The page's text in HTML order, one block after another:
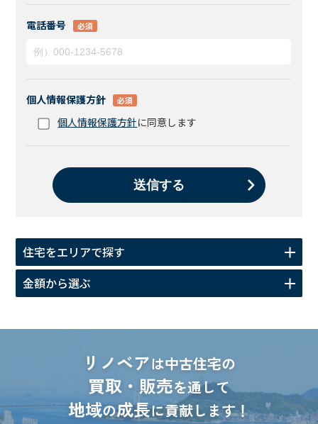
電話番号 必須
個人情報保護方針 必須
個人情報保護方針に同意します
住宅をエリアで探す
金額から選ぶ
リノベアは中古住宅の
買取・販売を通して
地域の成長に貢献します！